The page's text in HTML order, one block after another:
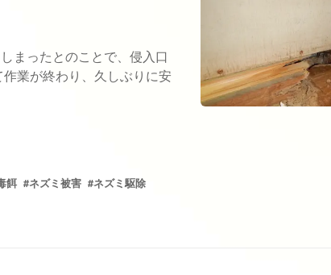
まったとのことで、侵入口
業が終わり、久しぶりに安
餌 #ネズミ被害 #ネズミ駆除